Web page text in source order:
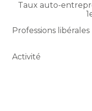
Taux auto-
Professions
Activité